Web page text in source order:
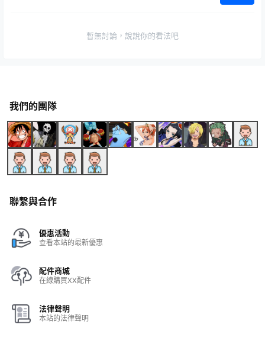
暫無討論，說說你的看法吧
我們的團隊
聯繫與合作
優惠活動
查看本站的最新優惠
配件商城
在線購買XX配件
法律聲明
本站的法律聲明